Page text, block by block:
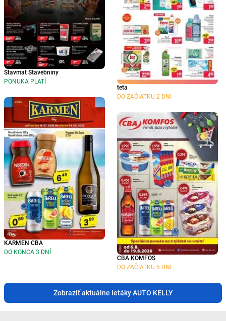
Stavmat Stavebniny
PONUKA PLATÍ
KARMEN CBA
DO KONCA 3 DNÍ
teta
DO ZAČIATKU 2 DNI
CBA KOMFOS
DO ZAČIATKU 5 DNI
Zobraziť aktuálne letáky AUTO KELLY